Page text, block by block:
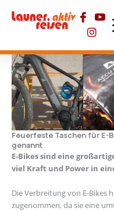
Feuerfeste Taschen für E-
genannt
E-Bikes sind eine
viel Kraft und Power in
Die Verbreitung von E-Bikes
zugenommen, da sie eine